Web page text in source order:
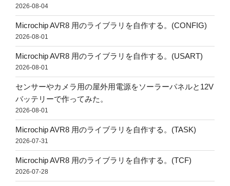
2026-08-04
Microchip AVR8 用のライブラリを自作する。(CONFIG)
2026-08-01
Microchip AVR8 用のライブラリを自作する。(USART)
2026-08-01
センサーやカメラ用の屋外用電源をソーラーパネルと12V
バッテリーで作ってみた。
2026-08-01
Microchip AVR8 用のライブラリを自作する。(TASK)
2026-07-31
Microchip AVR8 用のライブラリを自作する。(TCF)
2026-07-28